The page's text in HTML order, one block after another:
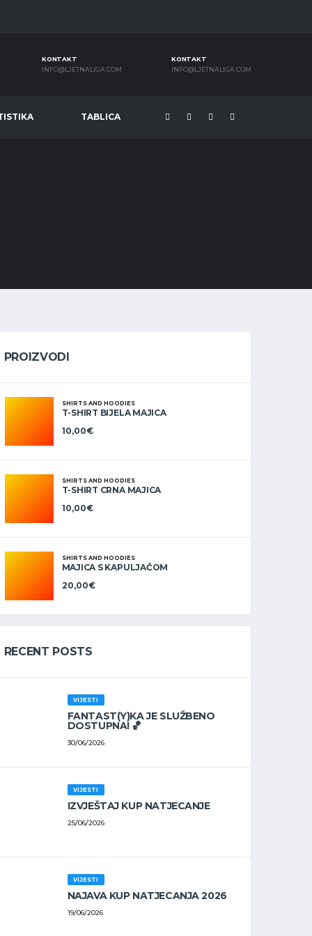
KONTAKT
INFO@LJETNALIGA.COM
KONTAKT
INFO@LJETNALIGA.COM
TABLICA
PROIZVODI
SHIRTS AND HOODIES
T-SHIRT BIJELA MAJICA
10,00€
SHIRTS AND HOODIES
T-SHIRT CRNA MAJICA
10,00€
SHIRTS AND HOODIES
MAJICA S KAPULJAČOM
20,00€
RECENT POSTS
VIJESTI
FANTAST(Y)KA JE SLUŽBENO
DOSTUPNA! 🏀
30/06/2026
VIJESTI
IZVJEŠTAJ KUP NATJECANJE
25/06/2026
VIJESTI
NAJAVA KUP NATJECANJA 2026
19/06/2026